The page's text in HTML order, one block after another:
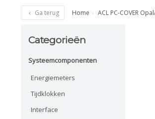
Ga terug Home ACL PC-COVER
Categorieën
Systeemcomponenten
Energiemeters
Tijdklokken
Interface